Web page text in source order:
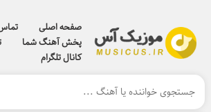
صفحه اصلی
پخش آهنگ شما
کانال تلگرام